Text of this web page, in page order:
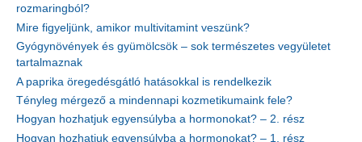
rozmaringból?
Mire figyeljünk, amikor multivitamint veszünk?
Gyógynövények és gyümölcsök – sok természetes vegyületet
tartalmaznak
A paprika öregedésgátló hatásokkal is rendelkezik
Tényleg mérgező a mindennapi kozmetikumaink fele?
Hogyan hozhatjuk egyensúlyba a hormonokat? – 2. rész
Hogyan hozhatjuk egyensúlyba a hormonokat? – 1. rész